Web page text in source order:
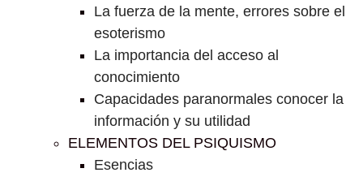
La fuerza de la mente, errores sobre el
esoterismo
La importancia del acceso al
conocimiento
Capacidades paranormales conocer la
información y su utilidad
ELEMENTOS DEL PSIQUISMO
Esencias